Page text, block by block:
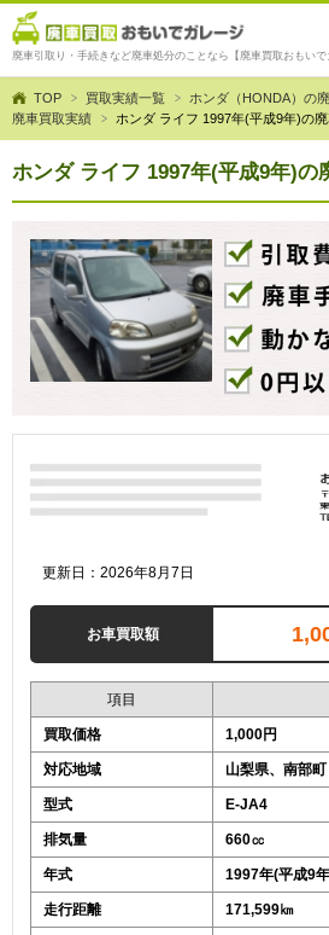
廃車引取り・手続きなど廃車処分のことなら【廃車買取おもいで
TOP 買取実績一覧 ホンダ（HONDA）の
廃車買取実績
ホンダ ライフ 1997年(平成9年)の
ホンダ ライフ 1997年(平成9年)の
更新日：2026年8月7日
お車買取額
項目
買取価格 1,000円
対応地域 山梨県、南部町
型式 E-JA4
排気量 660㏄
年式 1997年(平成9
走行距離 171,599㎞